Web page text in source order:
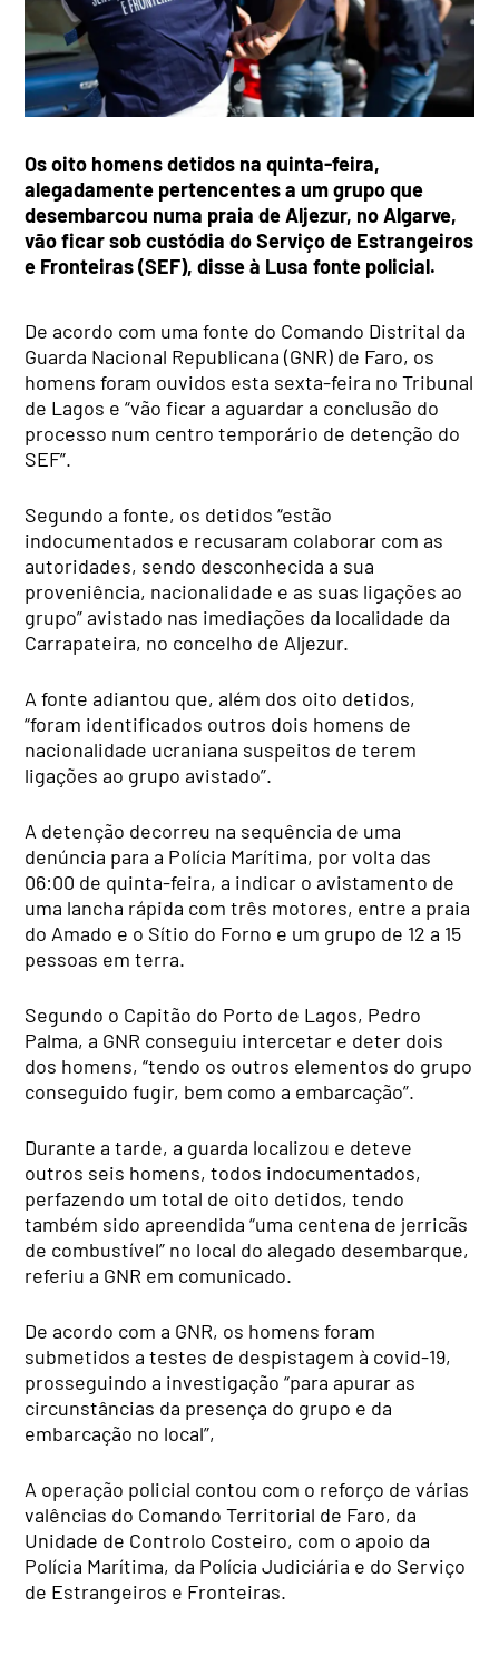
Os oito homens detidos na quinta-feira,
alegadamente pertencentes a um grupo que
desembarcou numa praia de Aljezur, no Algarve,
vão ficar sob custódia do Serviço de Estrangeiros
e Fronteiras (SEF), disse à Lusa fonte policial.
De acordo com uma fonte do Comando Distrital da
Guarda Nacional Republicana (GNR) de Faro, os
homens foram ouvidos esta sexta-feira no Tribunal
de Lagos e “vão ficar a aguardar a conclusão do
processo num centro temporário de detenção do
SEF”.
Segundo a fonte, os detidos “estão
indocumentados e recusaram colaborar com as
autoridades, sendo desconhecida a sua
proveniência, nacionalidade e as suas ligações ao
grupo” avistado nas imediações da localidade da
Carrapateira, no concelho de Aljezur.
A fonte adiantou que, além dos oito detidos,
“foram identificados outros dois homens de
nacionalidade ucraniana suspeitos de terem
ligações ao grupo avistado”.
A detenção decorreu na sequência de uma
denúncia para a Polícia Marítima, por volta das
06:00 de quinta-feira, a indicar o avistamento de
uma lancha rápida com três motores, entre a praia
do Amado e o Sítio do Forno e um grupo de 12 a 15
pessoas em terra.
Segundo o Capitão do Porto de Lagos, Pedro
Palma, a GNR conseguiu intercetar e deter dois
dos homens, “tendo os outros elementos do grupo
conseguido fugir, bem como a embarcação”.
Durante a tarde, a guarda localizou e deteve
outros seis homens, todos indocumentados,
perfazendo um total de oito detidos, tendo
também sido apreendida “uma centena de jerricãs
de combustível” no local do alegado desembarque,
referiu a GNR em comunicado.
De acordo com a GNR, os homens foram
submetidos a testes de despistagem à covid-19,
prosseguindo a investigação “para apurar as
circunstâncias da presença do grupo e da
embarcação no local”,
A operação policial contou com o reforço de várias
valências do Comando Territorial de Faro, da
Unidade de Controlo Costeiro, com o apoio da
Polícia Marítima, da Polícia Judiciária e do Serviço
de Estrangeiros e Fronteiras.